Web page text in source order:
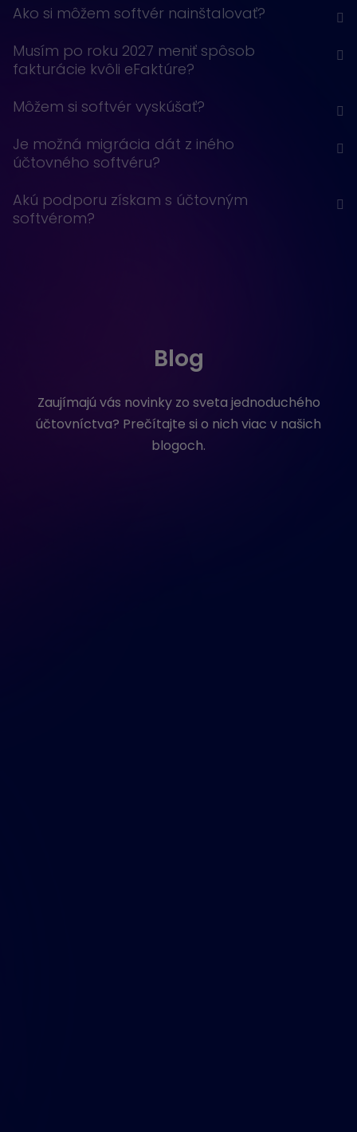
Ako si môžem softvér nainštalovať?
Musím po roku 2027 meniť spôsob
fakturácie kvôli eFaktúre?
Môžem si softvér vyskúšať?
Je možná migrácia dát z iného
účtovného softvéru?
Akú podporu získam s účtovným
softvérom?
Blog
Zaujímajú vás novinky zo sveta jednoduchého
účtovníctva? Prečítajte si o nich viac v našich
blogoch.